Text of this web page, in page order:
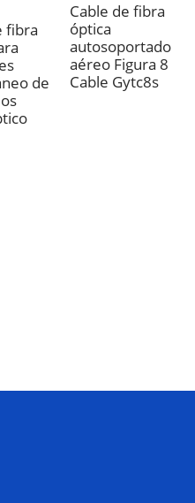
fibra
de
Cable de fibra
óptica
autosoportado
aéreo Figura 8
Cable Gytc8s